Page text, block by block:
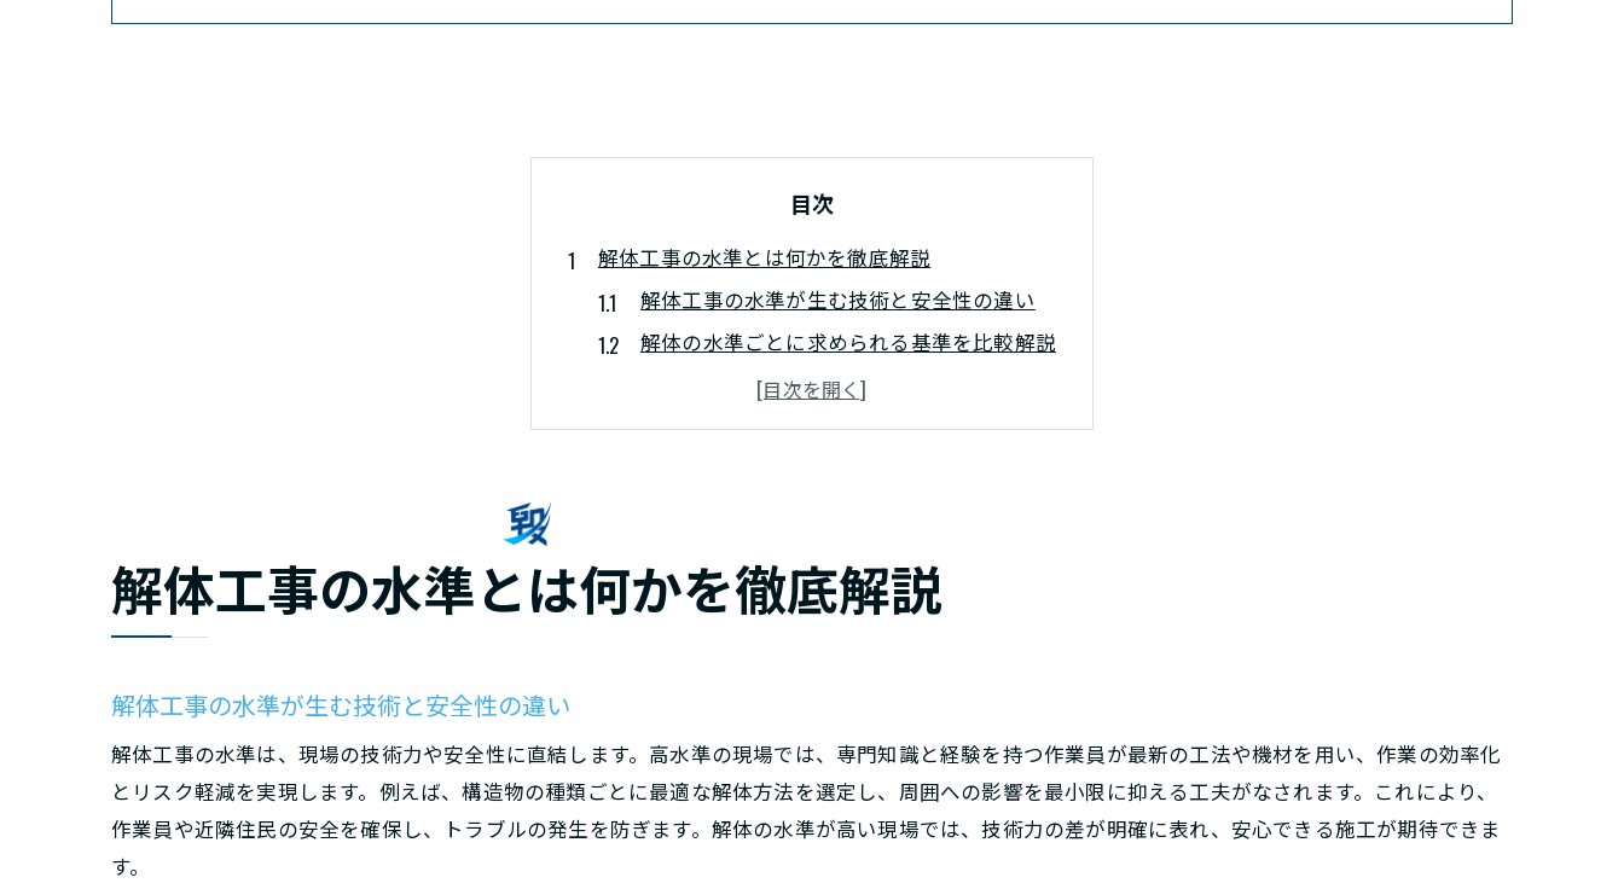
目次
解体工事の水準とは何かを徹底解説
解体工事の水準が生む技術と安全性の違い
解体の水準ごとに求められる基準を比較解説
費用や年収に直結する解体工事の水準理解
解体工事の水準が現場で果たす重要な役割
実践で役立つ解体工事の基準と手順の要点
解体業界で重視される安全基準のポイント
現場経験者が語る解体水準と事故防止策
年収アップを目指す解体業界の動向
解体工事の水準とは何かを徹底解説
解体工事の水準が生む技術と安全性の違い
解体工事の水準は、現場の技術力や安全性に直結します。高水準の現場では、専門知識と経験を持つ作業員が最新の工法や機材を用い、作業の効率化
とリスク軽減を実現します。例えば、構造物の種類ごとに最適な解体方法を選定し、周囲への影響を最小限に抑える工夫がなされます。これにより、
作業員や近隣住民の安全を確保し、トラブルの発生を防ぎます。解体の水準が高い現場では、技術力の差が明確に表れ、安心できる施工が期待できま
す。